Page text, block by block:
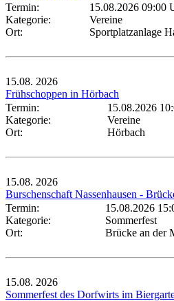
Termin:
15.08.2026 09:00
Kategorie:
Vereine
Ort:
Sportplatzanlage
15.08. 2026
Frühschoppen in Hörbach
Termin:
15.08.2026
Kategorie:
Vereine
Ort:
Hörbach
15.08. 2026
Burschenschaft Nassenhausen -
Termin:
15.08.2026
Kategorie:
Sommerfest
Ort:
Brücke an der
15.08. 2026
Sommerfest des Dorfwirts im